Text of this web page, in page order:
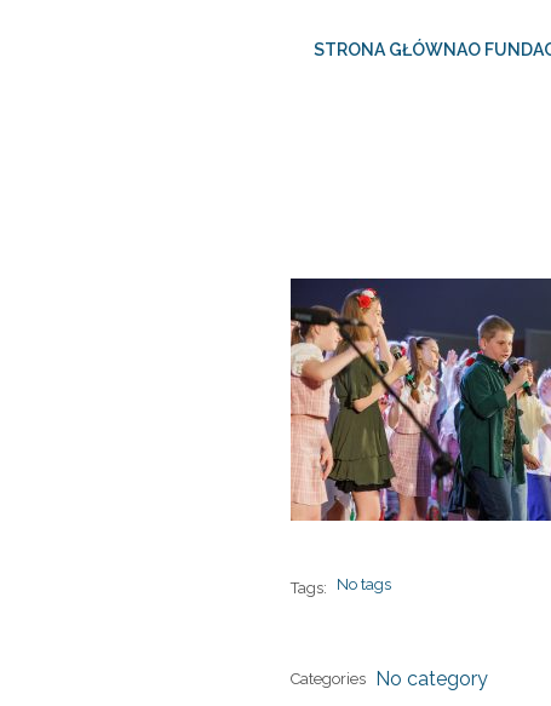
STRONA GŁÓWNAO
Tags: No tags
Categories No category